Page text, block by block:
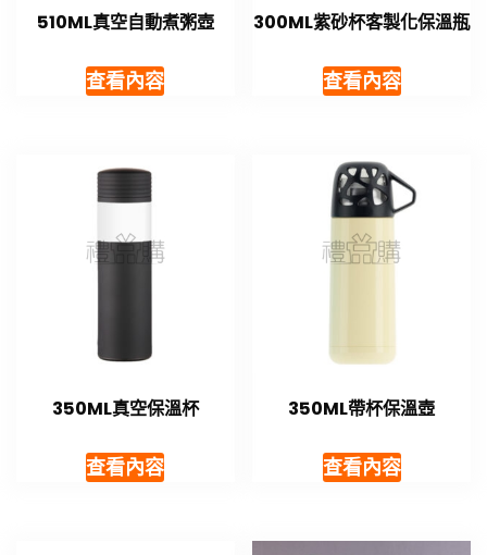
510ML真空自動煮粥壺
查看內容
300ML紫砂杯客製化保溫瓶
查看內容
350ML真空保溫杯
查看內容
350ML帶杯保溫壺
查看內容